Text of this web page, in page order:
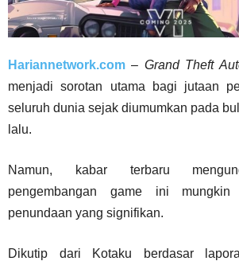
Hariannetwork.com – Grand Theft
menjadi sorotan utama bagi jutaan
seluruh dunia sejak diumumkan pada
lalu.
Namun, kabar terbaru
pengembangan game ini mungkin
penundaan yang signifikan.
Dikutip dari Kotaku berdasar